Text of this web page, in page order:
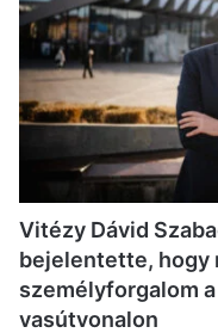
Vitézy Dávid
bejelentette, hogy
személyforgalom
vasútvonalon